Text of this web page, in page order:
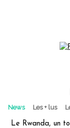
News Les + lus
Le Rwanda, un